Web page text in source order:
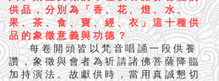
供品，分別為「香、花、燈、水、
果、茶、食、寶、經、衣」這十種供
品的象徵意義與功德？
每卷開頭皆以梵音唱誦一段供養
讚，象徵與會者為祈請諸佛菩薩降臨
加持演法。故獻供時，當用真誠懇切